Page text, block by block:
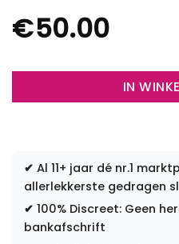
€50.00
IN
✔ Al 11+ jaar dé nr.1
allerlekkerste gedragen
✔ 100% Discreet: Geen
bankafschrift